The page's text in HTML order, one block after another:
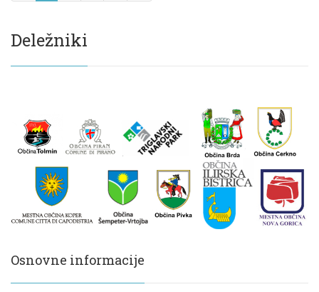
Deležniki
Osnovne informacije